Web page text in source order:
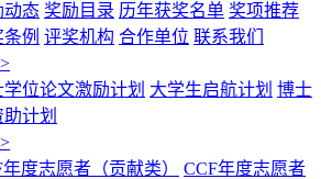
动态 奖励目录 历年获奖名单 奖项推荐
例 评奖机构 合作单位 联系我们
>
学位论文激励计划 大学生启航计划 博士
计划
>
度志愿者（贡献类）
CCF年度志愿者